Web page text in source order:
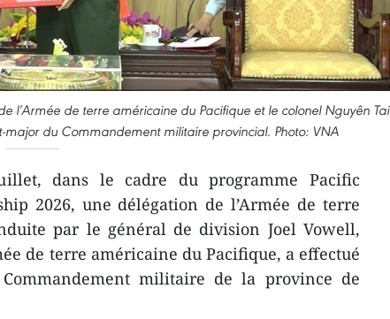
l’Armée de terre américaine du Pacifique et le colonel Nguyên Tai
du Commandement militaire provincial. Photo: VNA
dans le cadre du programme Pacific
2026, une délégation de l’Armée de terre
par le général de division Joel Vowell,
de terre américaine du Pacifique, a effectué
militaire de la province de